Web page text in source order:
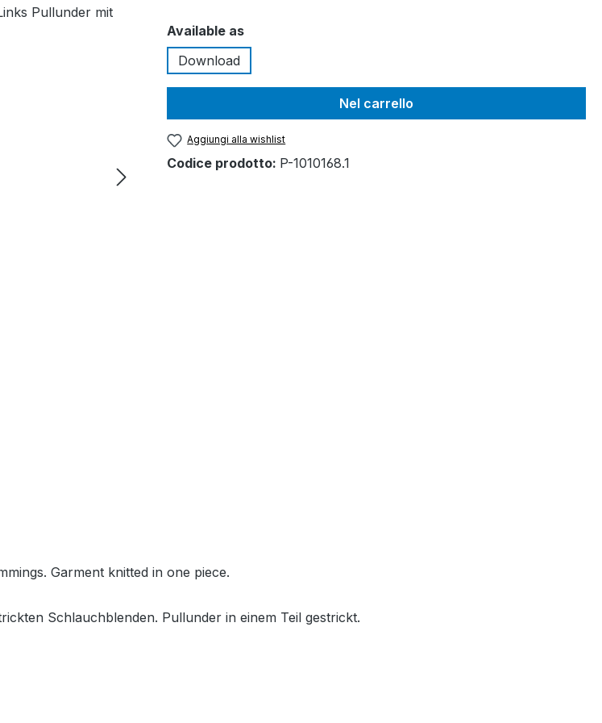
Seleziona
Available as
Download
Nel carrello
Aggiungi alla wishlist
Codice prodotto: P-1010168.1
Garment knitted in one piece.
Schlauchblenden. Pullunder in einem Teil gestrickt.